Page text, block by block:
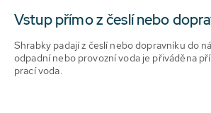
Vstup přímo z česlí nebo
Shrabky padají z česlí nebo dopravníku do
odpadní nebo provozní voda je přiváděna
prací voda.